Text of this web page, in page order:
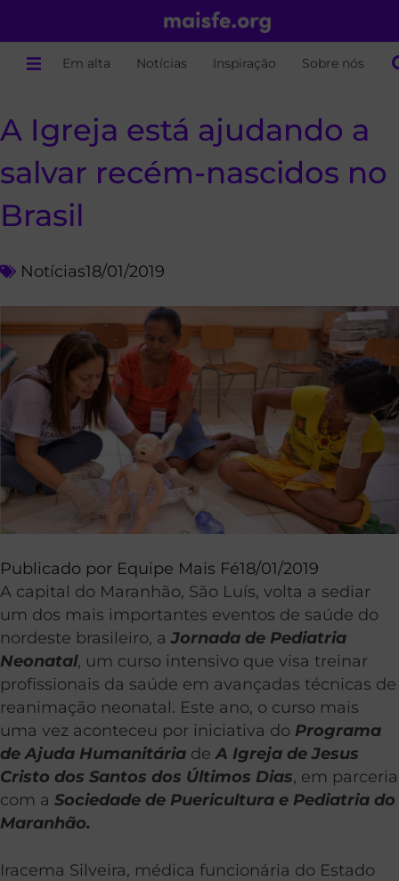
Em alta Notícias Inspiração Sobre nós
A Igreja está ajudando a
salvar recém-nascidos no
Brasil
Notícias18/01/2019
Publicado por Equipe Mais Fé18/01/2019
A capital do Maranhão, São Luís, volta a sediar
um dos mais importantes eventos de saúde do
nordeste brasileiro, aJornada de Pediatria
Neonatal, um curso intensivo que visa treinar
profissionais da saúde em avançadas técnicas de
reanimação neonatal. Este ano, o curso mais
uma vez aconteceu por iniciativa do Programa
de Ajuda Humanitária de A Igreja de Jesus
Cristo dos Santos dos Últimos Dias, em parceria
com a Sociedade de Puericultura e Pediatria do
Maranhão.
Iracema Silveira, médica funcionária do Estado